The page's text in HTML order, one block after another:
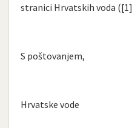
stranici Hrvatskih voda ([1]
S poštovanjem,
Hrvatske vode